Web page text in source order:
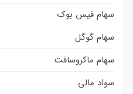
سهام فیس بوک
سهام گوگل
سهام ماکروسافت
سواد مالی